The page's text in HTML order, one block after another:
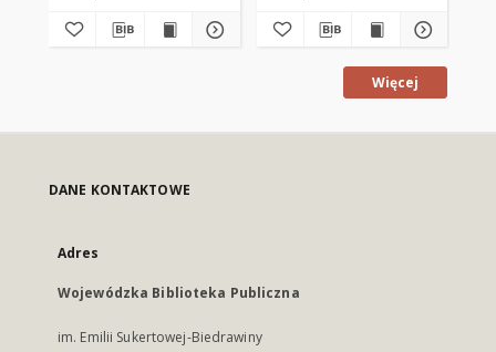
Więcej
DANE KONTAKTOWE
Adres
Wojewódzka Biblioteka Publiczna
im. Emilii Sukertowej-Biedrawiny